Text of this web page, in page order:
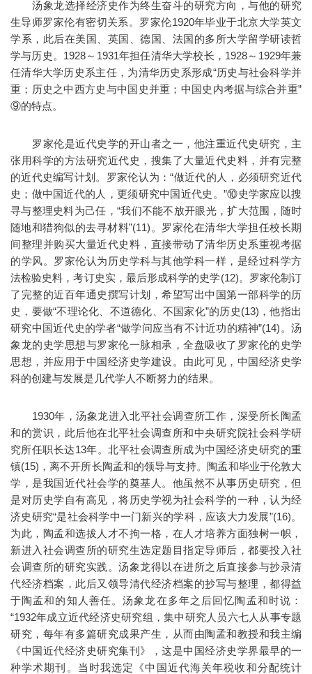
汤象龙选择经济史作为终生奋斗的研究方向，与他的研究
生导师罗家伦有密切关系。罗家伦1920年毕业于北京大学英文
学系，此后在美国、英国、德国、法国的多所大学留学研读哲
学与历史。1928～1931年担任清华大学校长，1928～1929年兼
任清华大学历史系主任，为清华历史系形成“历史与社会科学并
重；历史之中西方史与中国史并重；中国史内考据与综合并重”
⑨的特点。
罗家伦是近代史学的开山者之一，他注重近代史研究，主
张用科学的方法研究近代史，搜集了大量近代史料，并有完整
的近代史编写计划。罗家伦认为：“做近代的人，必须研究近代
史；做中国近代的人，更须研究中国近代史。”⑩史学家应以搜
寻与整理史料为己任，“我们不能不放开眼光，扩大范围，随时
随地和猎狗似的去寻材料”(11)。罗家伦在清华大学担任校长期
间整理并购买大量近代史料，直接带动了清华历史系重视考据
的学风。罗家伦认为历史学科与其他学科一样，是经过科学方
法检验史料，考订史实，最后形成科学的史学(12)。罗家伦制订
了完整的近百年通史撰写计划，希望写出中国第一部科学的历
史，要做“不理论化、不道德化、不国家化”的历史(13)，他指出
研究中国近代史的学者“做学问应当有不计近功的精神”(14)。汤
象龙的史学思想与罗家伦一脉相承，全盘吸收了罗家伦的史学
思想，并应用于中国经济史学建设。由此可见，中国经济史学
科的创建与发展是几代学人不断努力的结果。
1930年，汤象龙进入北平社会调查所工作，深受所长陶孟
和的赏识，此后他在北平社会调查所和中央研究院社会科学研
究所任职长达13年。北平社会调查所成为中国经济史研究的重
镇(15)，离不开所长陶孟和的领导与支持。陶孟和毕业于伦敦大
学，是我国近代社会学的奠基人。他虽然不从事历史研究，但
是对历史学自有高见，将历史学视为社会科学的一种，认为经
济史研究“是社会科学中一门新兴的学科，应该大力发展”(16)。
为此，陶孟和选拔人才不拘一格，在人才培养方面独树一帜，
新进入社会调查所的研究生选定题目指定导师后，都要投入社
会调查所的研究实践。汤象龙得以在进所之后直接参与抄录清
代经济档案，此后又领导清代经济档案的抄写与整理，都得益
于陶孟和的知人善任。汤象龙在多年之后回忆陶孟和时说：
“1932年成立近代经济史研究组，集中研究人员六七人从事专题
研究，每年有多篇研究成果产生，从而由陶孟和教授和我主编
《中国近代经济史研究集刊》，这是中国经济史学界最早的一
种学术期刊。当时我选定《中国近代海关年税收和分配统计